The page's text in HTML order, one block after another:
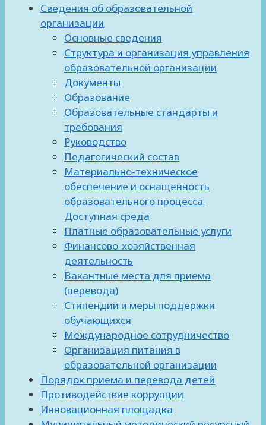
Сведения об образовательной
организации
Основные сведения
Структура и организация управления
образовательной организации
Документы
Образование
Образовательные стандарты и
требования
Руководство
Педагогический состав
Материально-техническое
обеспечение и оснащенность
образовательного процесса.
Доступная среда
Платные образовательные услуги
Финансово-хозяйственная
деятельность
Вакантные места для приема
(перевода)
Стипендии и меры поддержки
обучающихся
Международное сотрудничество
Организация питания в
образовательной организации
Порядок приема и перевода детей
Противодействие коррупции
Инновационная площадка